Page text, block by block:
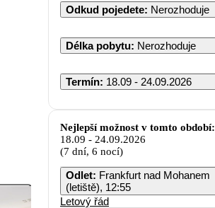
Odkud pojedete: Nerozhoduje
Délka pobytu: Nerozhoduje
Termín: 18.09 - 24.09.2026
Nejlepší možnost v tomto období:
18.09 - 24.09.2026
(7 dní, 6 nocí)
Odlet: Frankfurt nad Mohanem
(letiště), 12:55
Letový řád